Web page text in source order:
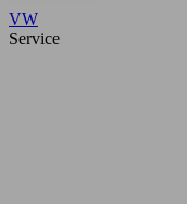
VW
Service